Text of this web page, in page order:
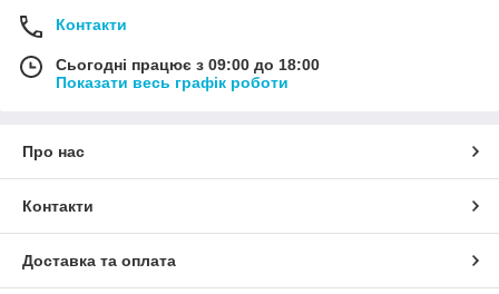
Контакти
Сьогодні працює з 09:00 до 18:00
Показати весь графік роботи
Про нас
Контакти
Доставка та оплата